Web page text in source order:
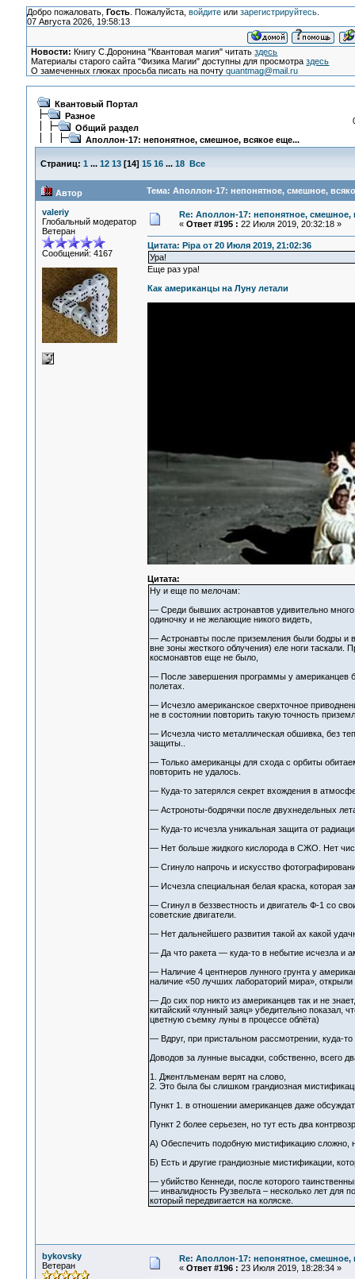
Добро пожаловать, Гость. Пожалуйста, войдитеили зарегистрируйтесь.
07 Августа 2026, 19:58:13
Новости: Книгу С.Доронина "Квантовая магия" читатьздесь
Материалы старого сайта "Физика Магии" доступны для просмотраздесь
О замеченных глюках просьба писать на почтуquantmag@mail.ru
Квантовый Портал
Разное
Общий раздел
Аполлон-17: непонятное, смешное, всякое еще...
Страниц: 1 ... 12 13[14] 15 16 ... 18 Все
Автор Тема: Аполлон-17: непонятное, смешное,
valeriy
Глобальный модератор
Ветеран
Сообщений: 4167
Re: Аполлон-17: непонятное, смешное,
« Ответ #195 : 22 Июля 2019, 20:32:18 »
Цитата: Pipa от 20 Июля 2019, 21:02:36
Ура!
Еще раз ура!
Как американцы на Луну летали
Цитата:
Ну и еще по мелочам:
— Среди бывших астронавтов удивительно
одиночку и не желающие никого видеть,
— Астронавты после приземления были бодры и
вне зоны жесткого облучения) еле ноги таскали.
космонавтов еще не было,
— После завершения программы у американцев
полетах.
— Исчезло американское сверхточное
не в состоянии повторить такую точность
— Исчезла чисто металлическая обшивка, без
защиты..
— Только американцы для схода с орбиты
повторить не удалось.
— Куда-то затерялся секрет вхождения в
— Астроноты-бодрячки после двухнедельных
— Куда-то исчезла уникальная защита от
— Нет больше жидкого кислорода в СЖО. Нет
— Сгинуло напрочь и искусство
— Исчезла специальная белая краска, которая
— Сгинул в беззвестность и двигатель Ф-1 со
советские двигатели.
— Нет дальнейшего развития такой ах какой
— Да что ракета — куда-то в небытие исчезла и
— Наличие 4 центнеров лунного грунта у
наличие «50 лучших лабораторий мира»,
— До сих пор никто из американцев так и не
китайский «лунный заяц» убедительно показал,
цветную съемку луны в процессе облёта)
— Вдруг, при пристальном рассмотрении, куда-
Доводов за лунные высадки, собственно, всего
1. Джентльменам верят на слово,
2. Это была бы слишком грандиозная
Пункт 1. в отношении американцев даже
Пункт 2 более серьезен, но тут есть два
А) Обеспечить подобную мистификацию сложно,
Б) Есть и другие грандиозные мистификации,
— убийство Кеннеди, после которого
— инвалидность Рузвельта – несколько лет для
который передвигается на коляске.
bykovsky
Ветеран
Re: Аполлон-17: непонятное, смешное,
« Ответ #196 : 23 Июля 2019, 18:28:34 »